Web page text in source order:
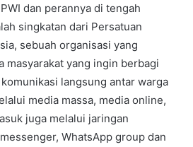
dan perannya di tengah
singkatan dari Persatuan
sebuah organisasi yang
masyarakat yang ingin berbagi
langsung antar warga
media massa, media online,
juga melalui jaringan
WhatsApp group dan